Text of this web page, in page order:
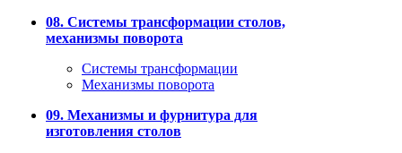
08. Системы трансформации столов,
механизмы поворота
Системы трансформации
Механизмы поворота
09. Механизмы и фурнитура для
изготовления столов